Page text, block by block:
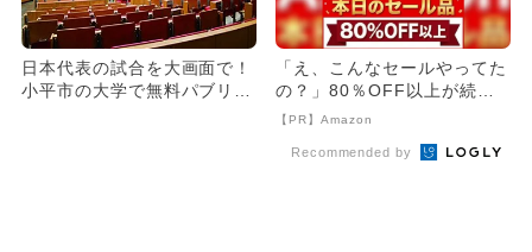
日本代表の試合を大画面で！
小平市の大学で無料パブリッ
「え、こんなセールやってた
の？」80％OFF以上が続々
登場！Amazonの本気が...
【PR】Amazon
Recommended by